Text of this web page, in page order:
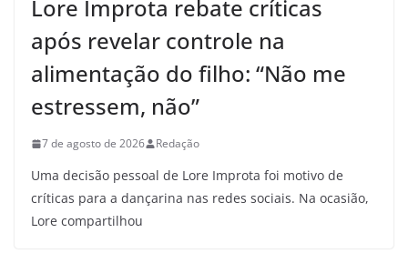
Lore Improta rebate críticas
após revelar controle na
alimentação do filho: “Não me
estressem, não”
7 de agosto de 2026 Redação
Uma decisão pessoal de Lore Improta foi motivo de
críticas para a dançarina nas redes sociais. Na ocasião,
Lore compartilhou